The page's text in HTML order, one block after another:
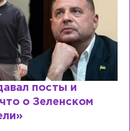
опять флиртует с
Кудрявцева